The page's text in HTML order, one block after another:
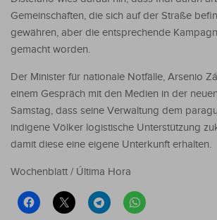
Gemeinschaften, die sich auf der Straße
gewähren, aber die entsprechende
gemacht worden.
Der Minister für nationale Notfälle, Arsenio
einem Gespräch mit den Medien in der
Samstag, dass seine Verwaltung dem
indigene Völker logistische Unterstützung
damit diese eine eigene Unterkunft erhalten.
Wochenblatt / Última Hora